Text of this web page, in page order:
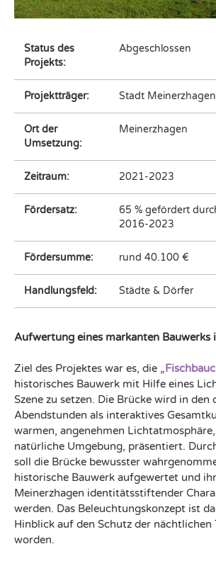
Status des
Projekts:
Abgeschlossen
Projektträger: Stadt Meinerzhagen
Ort der
Umsetzung:
Meinerzhagen
Zeitraum: 2021-2023
Fördersatz:
65 % gefördert
2016-2023
Fördersumme: rund 40.100 €
Handlungsfeld: Städte & Dörfer
Aufwertung eines markanten Bauwerks
Ziel des Projektes war es, die „
historisches Bauwerk mit Hilfe eines
Szene zu setzen. Die Brücke wird in den
Abendstunden als interaktives
warmen, angenehmen
natürliche Umgebung, präsentiert.
soll die Brücke bewusster
historische Bauwerk aufgewertet und
Meinerzhagen identitätsstiftender
werden. Das Beleuchtungskonzept ist
Hinblick auf den Schutz der
worden.